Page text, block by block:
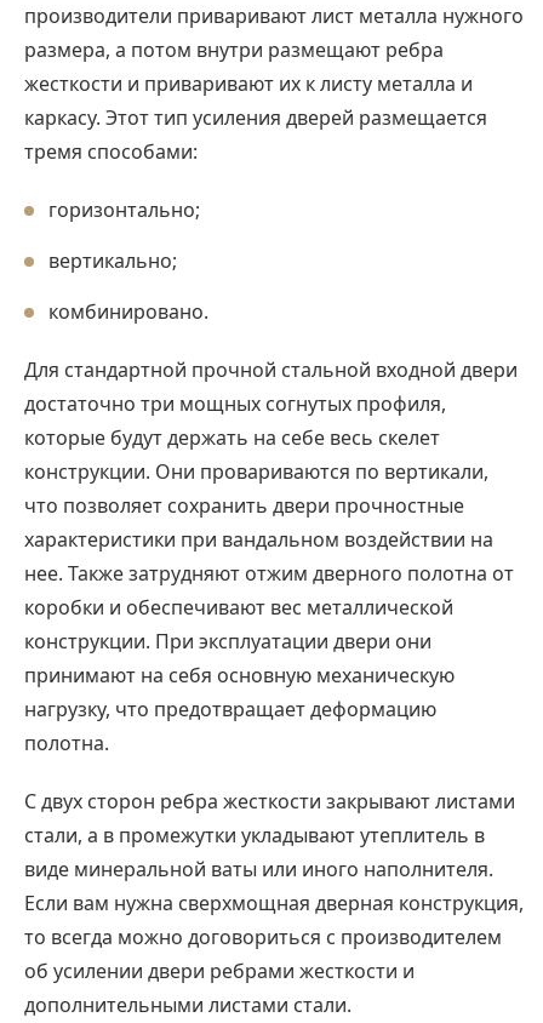
производители приваривают лист металла нужного
размера, а потом внутри размещают ребра
жесткости и приваривают их к листу металла и
каркасу. Этот тип усиления дверей размещается
тремя способами:
горизонтально;
вертикально;
комбинировано.
Для стандартной прочной стальной входной двери
достаточно три мощных согнутых профиля,
которые будут держать на себе весь скелет
конструкции. Они провариваются по вертикали,
что позволяет сохранить двери прочностные
характеристики при вандальном воздействии на
нее. Также затрудняют отжим дверного полотна от
коробки и обеспечивают вес металлической
конструкции. При эксплуатации двери они
принимают на себя основную механическую
нагрузку, что предотвращает деформацию
полотна.
С двух сторон ребра жесткости закрывают листами
стали, а в промежутки укладывают утеплитель в
виде минеральной ваты или иного наполнителя.
Если вам нужна сверхмощная дверная конструкция,
то всегда можно договориться с производителем
об усилении двери ребрами жесткости и
дополнительными листами стали.